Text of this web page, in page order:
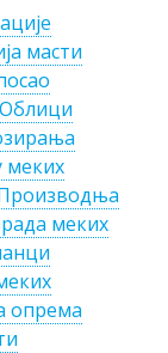
масти
Облици
меких
меких
опрема